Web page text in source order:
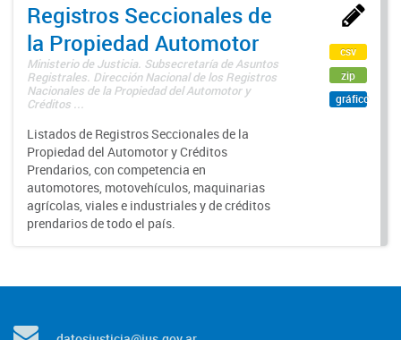
Registros Seccionales de
la Propiedad Automotor
Ministerio de Justicia. Subsecretaría de Asuntos
Registrales. Dirección Nacional de los Registros
Nacionales de la Propiedad del Automotor y
Créditos ...
Listados de Registros Seccionales de la
Propiedad del Automotor y Créditos
Prendarios, con competencia en
automotores, motovehículos, maquinarias
agrícolas, viales e industriales y de créditos
prendarios de todo el país.
csv
zip
gráfico